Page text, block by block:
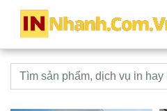
innhanh.com.vn
Từ khoá tìm kiếm